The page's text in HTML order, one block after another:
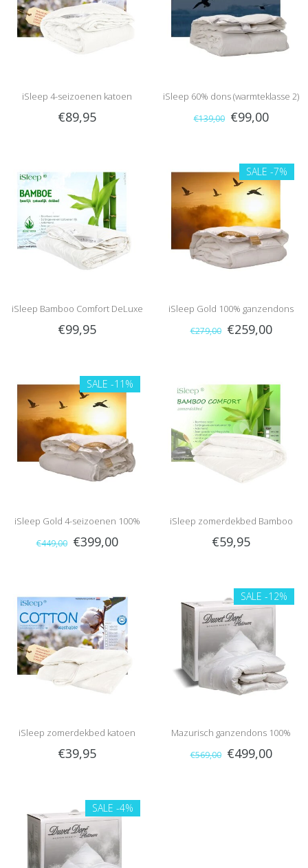
iSleep 4-seizoenen katoen
€89,95
iSleep 60% dons (warmteklasse 2)
€139,00 €99,00
iSleep Bamboo Comfort DeLuxe
€99,95
SALE -7%
iSleep Gold 100% ganzendons
€279,00 €259,00
SALE -11%
iSleep Gold 4-seizoenen 100%
€449,00 €399,00
iSleep zomerdekbed Bamboo
€59,95
iSleep zomerdekbed katoen
€39,95
SALE -12%
Mazurisch ganzendons 100%
€569,00 €499,00
SALE -4%